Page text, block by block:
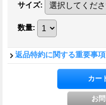
サイズ:
数量:
返品特約に関する重要事項